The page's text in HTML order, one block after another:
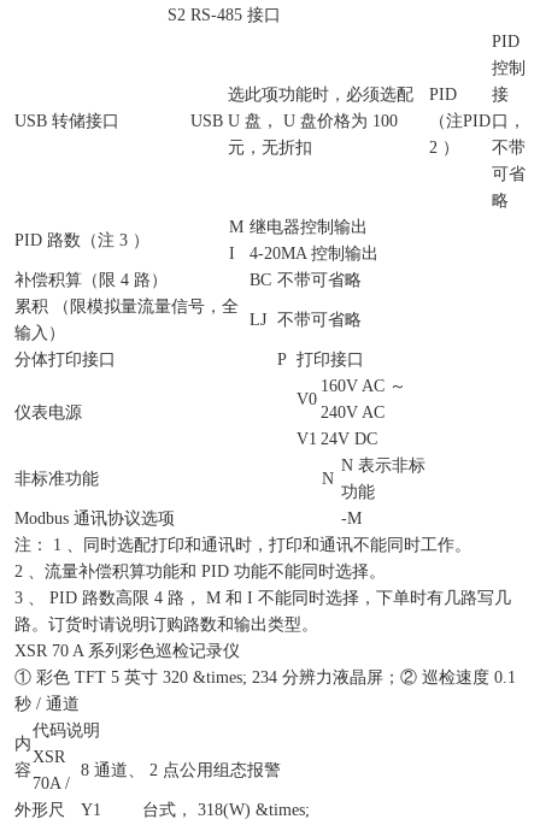
S2 RS-485 接口
USB 转储接口 USB
选此项功能时，必须选配
U 盘， U 盘价格为 100
元，无折扣
PID
（注
2 ）
PID
PID
控制
接
口，
不带
可省
略
PID 路数（注 3 ）
M 继电器控制输出
I
4-20MA 控制输出
补偿积算（限 4 路）
BC 不带可省略
累积 （限模拟量流量信号，全
输入）
LJ 不带可省略
分体打印接口 P 打印接口
仪表电源
V0
160V AC ～
240V AC
V1 24V DC
非标准功能 N
N 表示非标
功能
Modbus 通讯协议选项
-M
注： 1 、同时选配打印和通讯时，打印和通讯不能同时工作。
2 、流量补偿积算功能和 PID 功能不能同时选择。
3 、 PID 路数高限 4 路， M 和 I 不能同时选择，下单时有几路写几
路。订货时请说明订购路数和输出类型。
XSR 70 A 系列彩色巡检记录仪
① 彩色 TFT 5 英寸 320 &times; 234 分辨力液晶屏；② 巡检速度 0.1
秒 / 通道
内
容
代码说明
XSR
70A /
8 通道、 2 点公用组态报警
外形尺
Y1
台式， 318(W) &times;